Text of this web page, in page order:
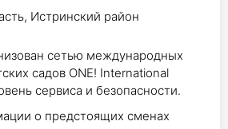
Истринский район
сетью международных
садов ONE! International
сервиса и безопасности.
о предстоящих сменах